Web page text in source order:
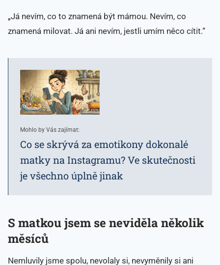
„Já nevím, co to znamená být mámou. Nevím, co
znamená milovat. Já ani nevím, jestli umím něco cítit.“
Mohlo by Vás zajímat:
Co se skrývá za emotikony dokonalé
matky na Instagramu? Ve skutečnosti
je všechno úplně jinak
S matkou jsem se neviděla několik
měsíců
Nemluvily jsme spolu, nevolaly si, nevyměnily si ani